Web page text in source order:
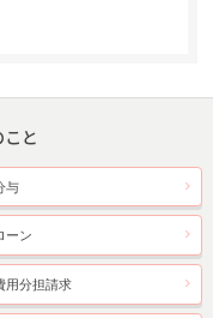
と
与
ーン
用分担請求